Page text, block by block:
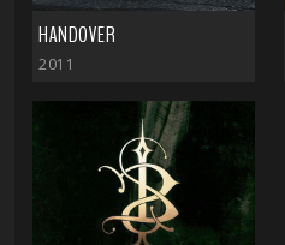
HANDOVER
2011